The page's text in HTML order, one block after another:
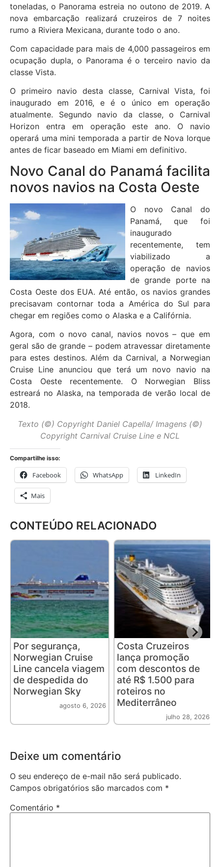
toneladas, o Panorama estreia no outono de 2019. A
nova embarcação realizará cruzeiros de 7 noites
rumo a Riviera Mexicana, durante todo o ano.
Com capacidade para mais de 4,000 passageiros em
ocupação dupla, o Panorama é o terceiro navio da
classe Vista.
O primeiro navio desta classe, Carnival Vista, foi
inaugurado em 2016, e é o único em operação
atualmente. Segundo navio da classe, o Carnival
Horizon entra em operação este ano. O navio
operará uma mini temporada a partir de Nova Iorque
antes de ficar baseado em Miami em definitivo.
Novo Canal do Panamá facilita
novos navios na Costa Oeste
O novo Canal do
Panamá, que foi
inaugurado
recentemente, tem
viabilizado a
operação de navios
de grande porte na
Costa Oeste dos EUA. Até então, os navios grandes
precisavam contornar toda a América do Sul para
chegar em regiões como o Alaska e a Califórnia.
Agora, com o novo canal, navios novos – que em
geral são de grande – podem atravessar diretamente
para estes destinos. Além da Carnival, a Norwegian
Cruise Line anunciou que terá um novo navio na
Costa Oeste recentemente. O Norwegian Bliss
estreará no Alaska, na temporada de verão local de
2018.
Texto (©) Copyright Daniel Capella/ Imagens (©)
Copyright Carnival Cruise Line e NCL
Compartilhe isso:
Facebook WhatsApp LinkedIn
Mais
CONTEÚDO RELACIONADO
Por segurança,
Norwegian Cruise
Line cancela viagem
de despedida do
Norwegian Sky
agosto 6, 2026
Costa Cruzeiros
lança promoção
com descontos de
até R$ 1.500 para
roteiros no
Mediterrâneo
julho 28, 2026
Deixe um comentário
O seu endereço de e-mail não será publicado.
Campos obrigatórios são marcados com *
Comentário *